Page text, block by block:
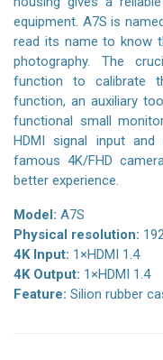
equipment. A7S is
read its name to know
photography. The
function to calibrate
function, an auxiliary
functional small
HDMI signal input
famous 4K/FHD
better experience.
Model: A7S
Physical resolution:
4K Input: 1×HDMI 1.4
4K Output: 1×HDMI 1.4
Feature: Silion rubber